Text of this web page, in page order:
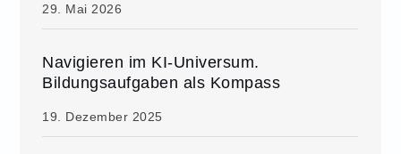
29. Mai 2026
Navigieren im KI-Universum.
Bildungsaufgaben als Kompass
19. Dezember 2025